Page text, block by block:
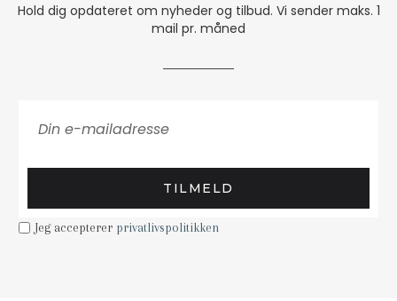
Hold dig opdateret om nyheder og tilbud. Vi sender maks. 1
mail pr. måned
TILMELD
Jeg accepterer privatlivspolitikken